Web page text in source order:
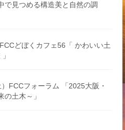
見つめる構造美と自然の調
どぼくカフェ56「 かわいい土
」
FCCフォーラム 「2025大阪・
の土木～」